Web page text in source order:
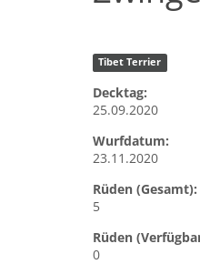
Tibet Terrier
Decktag:
25.09.2020
Wurfdatum:
23.11.2020
Rüden (Gesamt):
5
Rüden
0